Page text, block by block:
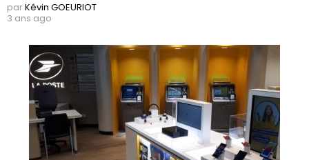
parKévin GOEURIOT
3 ans ago